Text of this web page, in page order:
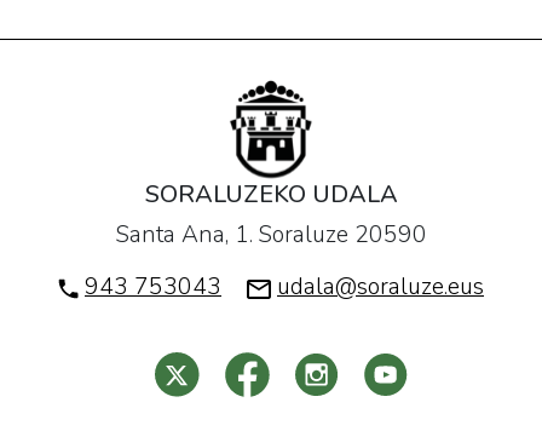
SORALUZEKO UDALA
Santa Ana, 1. Soraluze 20590
943 753043
udala@soraluze.eus